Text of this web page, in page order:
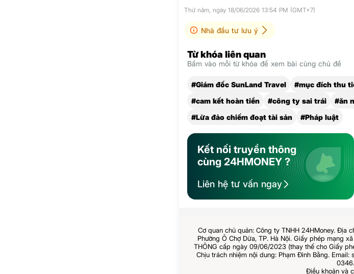
Thứ năm, ngày 18/06/2026 13:54 PM (GMT+7)
Nhà đầu tư lưu ý
Từ khóa liên quan
Bấm vào mỗi từ khóa để xem bài cùng chủ đề
#Giám đốc SunLand Travel #mục đích thu
#cam kết hoàn tiền
#công ty sai trái #ăn
#Lừa đảo chiếm đoạt tài sản
#Pháp luật
Kết nối truyền thông
cùng 24HMONEY ?
Liên hệ tư vấn ngay
Cơ quan chủ quản: Công ty TNHH 24HMoney. Địa
Phường Ô Chợ Dừa, TP. Hà Nội. Giấy phép mạng
THÔNG cấp ngày 09/06/2023 (thay thế cho Giấy
Chịu trách nhiệm nội dung: Phạm Đình Bằng.
Điều khoản và